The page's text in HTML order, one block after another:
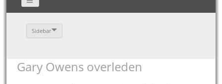
Sidebar
Gary Owens overleden